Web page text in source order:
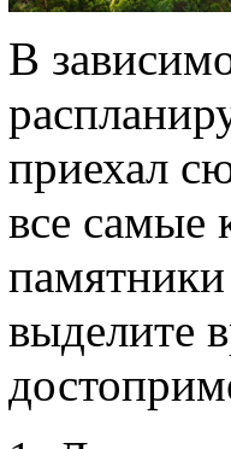
В
приехал
все самые
выделите